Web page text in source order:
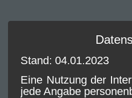
Stand: 04.01.2023
Eine Nutzung der
jede Angabe